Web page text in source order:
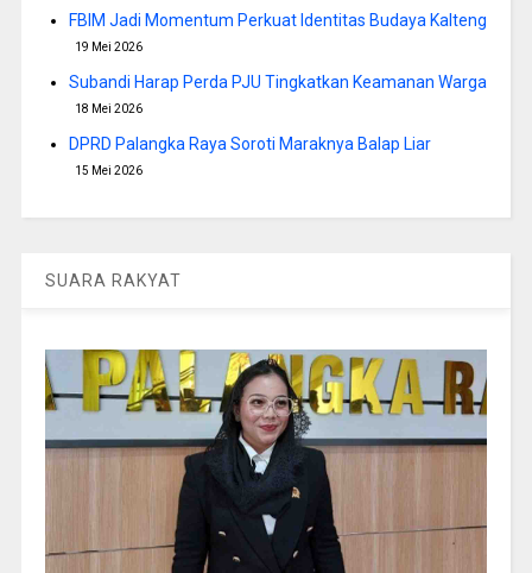
FBIM Jadi Momentum Perkuat Identitas Budaya Kalteng
19 Mei 2026
Subandi Harap Perda PJU Tingkatkan Keamanan Warga
18 Mei 2026
DPRD Palangka Raya Soroti Maraknya Balap Liar
15 Mei 2026
SUARA RAKYAT